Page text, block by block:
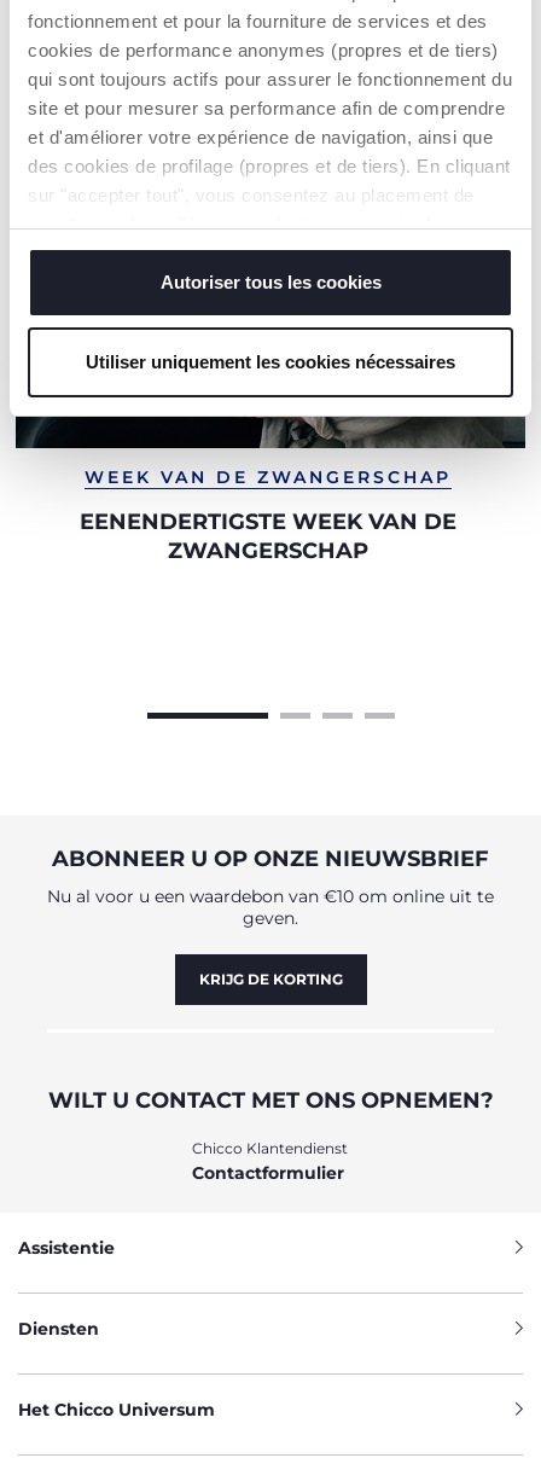
fonctionnement et pour la fourniture de services et des
cookies de performance anonymes (propres et de tiers)
qui sont toujours actifs pour assurer le fonctionnement du
site et pour mesurer sa performance afin de comprendre
et d'améliorer votre expérience de navigation, ainsi que
des cookies de profilage (propres et de tiers). En cliquant
sur "accepter tout", vous consentez au placement de
tous les cookies. Si vous souhaitez en savoir plus ou
modifier ou révoquer le consentement de tous les
cookies ou de certains d'entre eux, cliquez sur "afficher
les détails". En fermant cette bannière, vous consentez à
sont indispensables pour profiter du service demandé.
Autoriser tous les cookies
Utiliser uniquement les cookies nécessaires
ONZE AANBEVELINGEN
WEEK VAN DE ZWANGERSCHAP
EENENDERTIGSTE WEEK VAN DE
ZWANGERSCHAP
ABONNEER U OP ONZE NIEUWSBRIEF
Nu al voor u een waardebon van €10 om online uit te
geven.
KRIJG DE KORTING
WILT U CONTACT MET ONS OPNEMEN?
Chicco Klantendienst
Contactformulier
Assistentie
Diensten
Het Chicco Universum